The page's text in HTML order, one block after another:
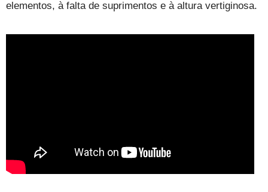
elementos, à falta de suprimentos e à altura vertiginosa.